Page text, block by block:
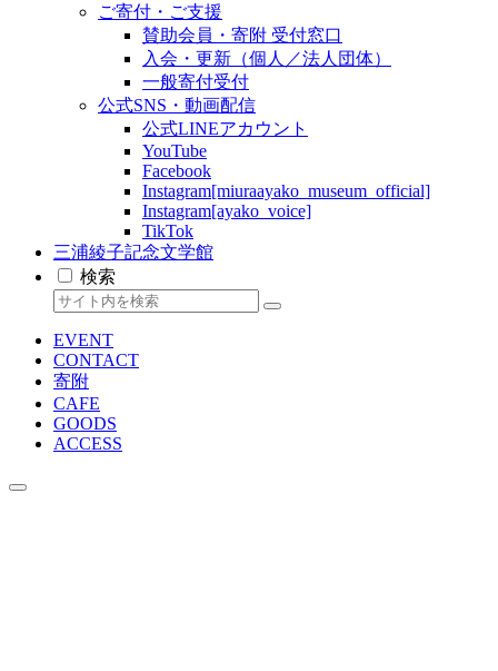
ご寄付・ご支援
賛助会員・寄附 受付窓口
入会・更新（個人／法人団体）
一般寄付受付
公式SNS・動画配信
公式LINEアカウント
YouTube
Facebook
Instagram[miuraayako_museum_official]
Instagram[ayako_voice]
TikTok
三浦綾子記念文学館
検索
EVENT
CONTACT
寄附
CAFE
GOODS
ACCESS